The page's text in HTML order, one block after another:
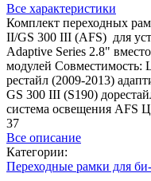
Все характеристики
Комплект переходных
II/GS 300 III (AFS) для
Adaptive Series 2.8"
модулей Совместимость:
рестайл (2009-2013)
GS 300 III (S190)
система освещения AFS
37
Все описание
Категории:
Переходные рамки для